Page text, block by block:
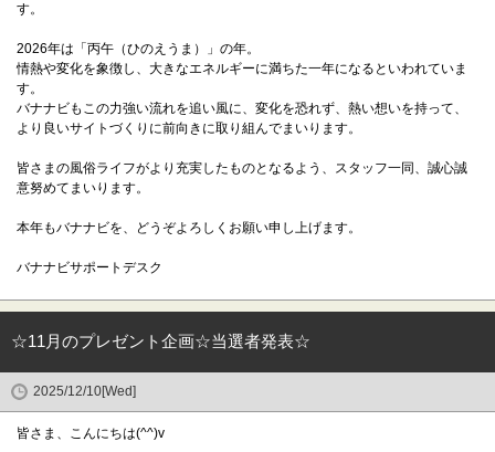
す。
2026年は「丙午（ひのえうま）」の年。
情熱や変化を象徴し、大きなエネルギーに満ちた一年になるといわれていま
す。
バナナビもこの力強い流れを追い風に、変化を恐れず、熱い想いを持って、
より良いサイトづくりに前向きに取り組んでまいります。
皆さまの風俗ライフがより充実したものとなるよう、スタッフ一同、誠心誠
意努めてまいります。
本年もバナナビを、どうぞよろしくお願い申し上げます。
バナナビサポートデスク
☆11月のプレゼント企画☆当選者発表☆
2025/12/10[Wed]
皆さま、こんにちは(^^)v